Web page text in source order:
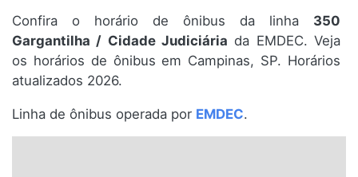
Espírito Santo
Paraná
Santa Catarina
Confira o horário de ônibus da linha 350
Gargantilha / Cidade Judiciária da EMDEC. Veja
os horários de ônibus em Campinas, SP. Horários
atualizados 2026.
Linha de ônibus operada por EMDEC.